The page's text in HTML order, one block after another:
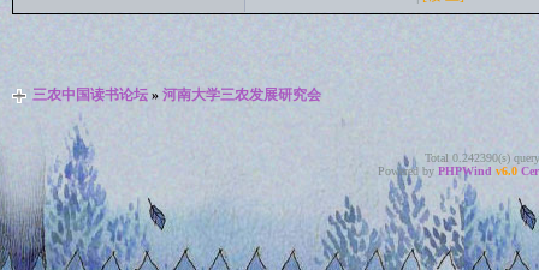
三农中国读书论坛» 河南大学三农发展研究会
Total 0.242390(s)
Powered by PHPWind v6.0